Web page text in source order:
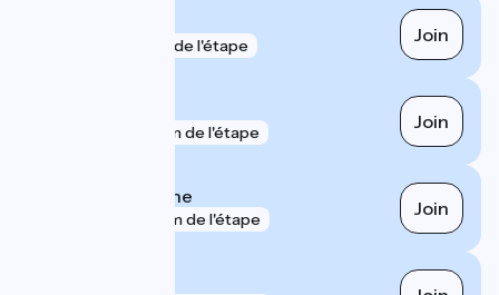
41 m de l'étape Join
109 m de l'étape Join
Sérézin-du-Rhône
523 m de l'étape Join